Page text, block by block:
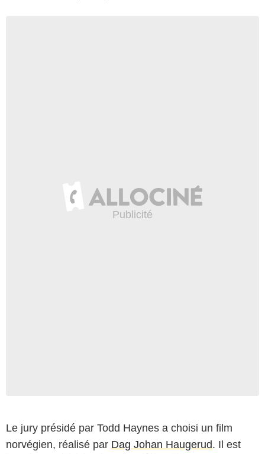
Le jury présidé par Todd Haynes a choisi un film
norvégien, réalisé par Dag Johan Haugerud. Il est